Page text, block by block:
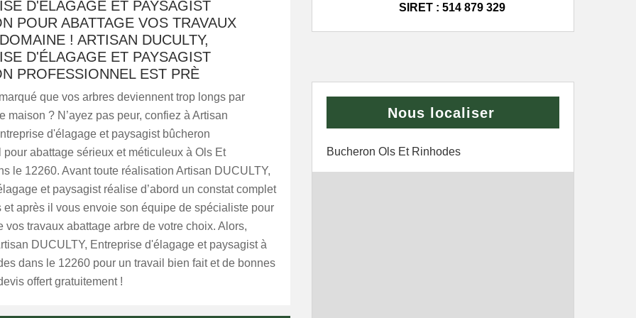
D'ÉLAGAGE ET PAYSAGIST
POUR ABATTAGE VOS TRAVAUX
! ARTISAN DUCULTY,
D'ÉLAGAGE ET PAYSAGIST
PROFESSIONNEL EST PRÈ
que vos arbres deviennent trop longs par
maison ? N’ayez pas peur, confiez à Artisan
d'élagage et paysagist bûcheron
abattage sérieux et méticuleux à Ols Et
le 12260. Avant toute réalisation Artisan DUCULTY,
et paysagist réalise d’abord un constat complet
et après il vous envoie son équipe de spécialiste pour
vos travaux abattage arbre de votre choix. Alors,
DUCULTY, Entreprise d'élagage et paysagist à
dans le 12260 pour un travail bien fait et de bonnes
offert gratuitement !
SIRET : 514 879 329
Nous localiser
Bucheron Ols Et Rinhodes